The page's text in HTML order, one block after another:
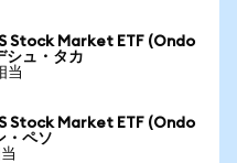
Stock Market ETF (Ondo
シュ・タカ
当
Stock Market ETF (Ondo
・ペソ